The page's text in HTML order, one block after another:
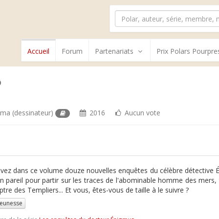
Accueil Forum Partenariats Prix Polars
(dessinateur) 2016 Aucun vote
dans ce volume douze nouvelles enquêtes du célèbre détective
pareil pour partir sur les traces de l'abominable homme des
des Templiers... Et vous, êtes-vous de taille à le suivre ?